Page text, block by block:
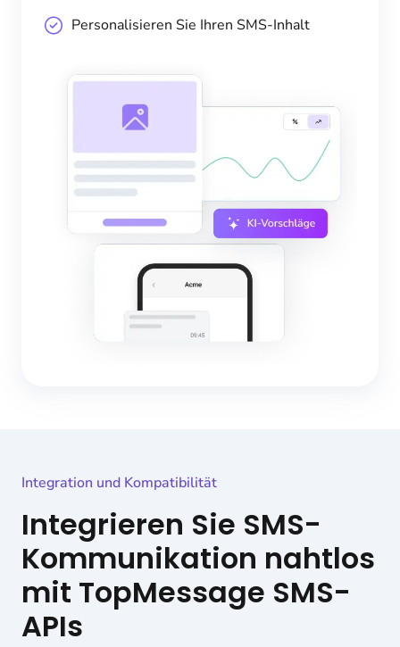
Personalisieren Sie Ihren SMS-Inhalt
Integration und Kompatibilität
Integrieren Sie SMS-
Kommunikation nahtlos
mit TopMessage SMS-
APIs